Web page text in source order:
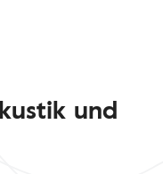
und